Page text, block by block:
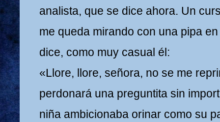
analista, que se dice ahora. Un
me queda mirando con una pipa
dice, como muy casual él:
«Llore, llore, señora, no se me
perdonará una preguntita sin
niña ambicionaba orinar como su